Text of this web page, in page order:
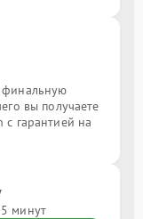
финальную
вы получаете
с гарантией на
минут